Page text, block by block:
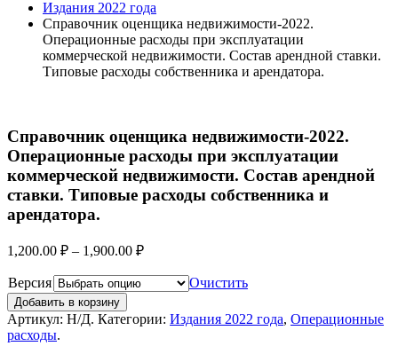
Издания 2022 года
Справочник оценщика недвижимости-2022.
Операционные расходы при эксплуатации
коммерческой недвижимости. Состав арендной ставки.
Типовые расходы собственника и арендатора.
Справочник оценщика недвижимости-2022.
Операционные расходы при эксплуатации
коммерческой недвижимости. Состав арендной
ставки. Типовые расходы собственника и
арендатора.
1,200.00 ₽ – 1,900.00 ₽
Версия Очистить
Добавить в корзину
Артикул: Н/Д. Категории: Издания 2022 года, Операционные
расходы.